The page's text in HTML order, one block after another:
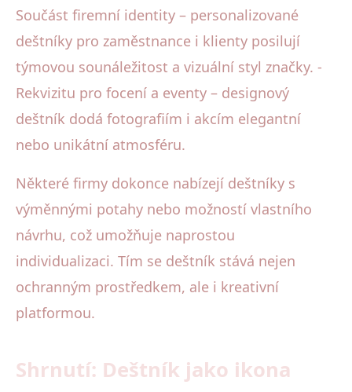
Součást firemní identity – personalizované
deštníky pro zaměstnance i klienty posilují
týmovou sounáležitost a vizuální styl značky. -
Rekvizitu pro focení a eventy – designový
deštník dodá fotografiím i akcím elegantní
nebo unikátní atmosféru.
Některé firmy dokonce nabízejí deštníky s
výměnnými potahy nebo možností vlastního
návrhu, což umožňuje naprostou
individualizaci. Tím se deštník stává nejen
ochranným prostředkem, ale i kreativní
platformou.
Shrnutí: Deštník jako ikona